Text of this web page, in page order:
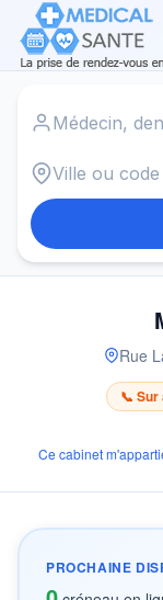
Rue
📞 Sur
Ce cabinet
PROCHAINE